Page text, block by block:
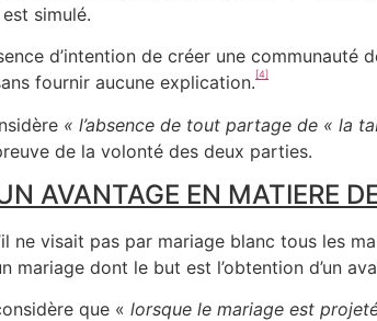
simulé.
d’intention de créer une
fournir aucune explication.[4]
« l’absence de tout partage de « la
de la volonté des deux parties.
AVANTAGE EN MATIERE
ne visait pas par mariage blanc tous les
mariage dont le but est l’obtention d’un
que « lorsque le mariage est